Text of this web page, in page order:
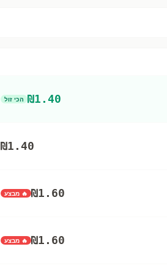
₪1.40 הכי זול
₪1.40
₪1.60 🔥 מבצע
₪1.60 🔥 מבצע